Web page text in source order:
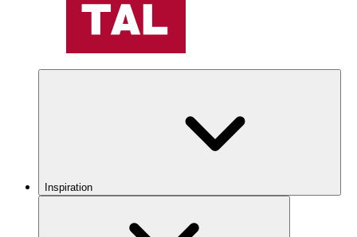
Inspiration